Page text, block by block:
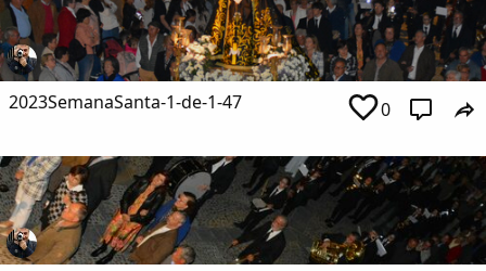
2023SemanaSanta-1-de-1-47 0